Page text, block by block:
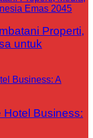
Properti,
untuk
Hotel Business: